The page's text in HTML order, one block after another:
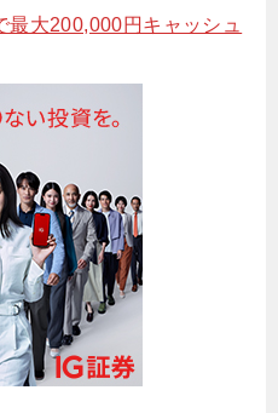
大200,000円キャッシュ